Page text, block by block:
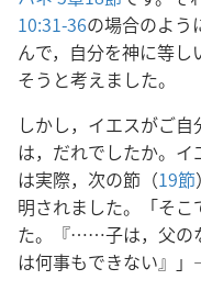
10:31-36の場合のよう
んで，自分を神に等
そうと考えました。
しかし，イエスがご
は，だれでしたか。
は実際，次の節（19節
明されました。「そ
た。
『……子は，父の
は何事もできない』」